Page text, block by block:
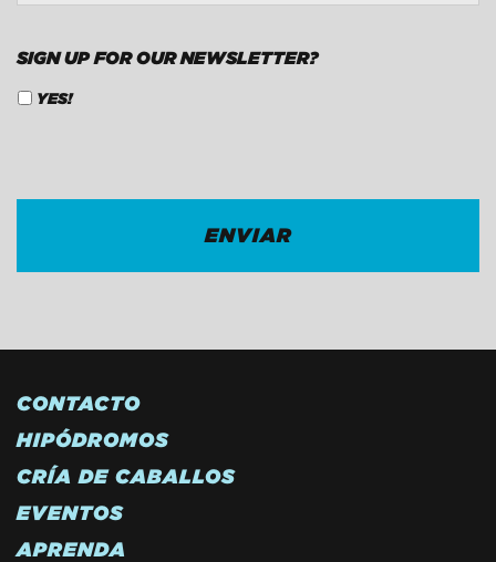
SIGN UP FOR OUR NEWSLETTER?
YES!
CONTACTO
HIPÓDROMOS
CRÍA DE CABALLOS
EVENTOS
APRENDA